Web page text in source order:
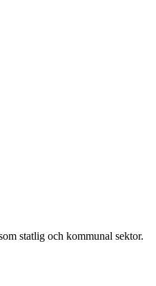
statlig och kommunal sektor.